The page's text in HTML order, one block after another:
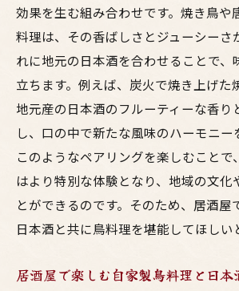
効果を生む組み合わせです。焼き鳥や
料理は、その香ばしさとジューシーさ
れに地元の日本酒を合わせることで、
立ちます。例えば、炭火で焼き上げた
地元産の日本酒のフルーティーな香り
し、口の中で新たな風味のハーモニー
このようなペアリングを楽しむことで
はより特別な体験となり、地域の文化
とができるのです。そのため、居酒屋
日本酒と共に鳥料理を堪能してほしい
居酒屋で楽しむ自家製鳥料理と日本